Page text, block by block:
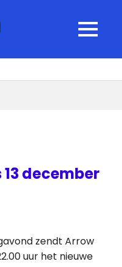
MENU
december
zendt Arrow
uur het nieuwe